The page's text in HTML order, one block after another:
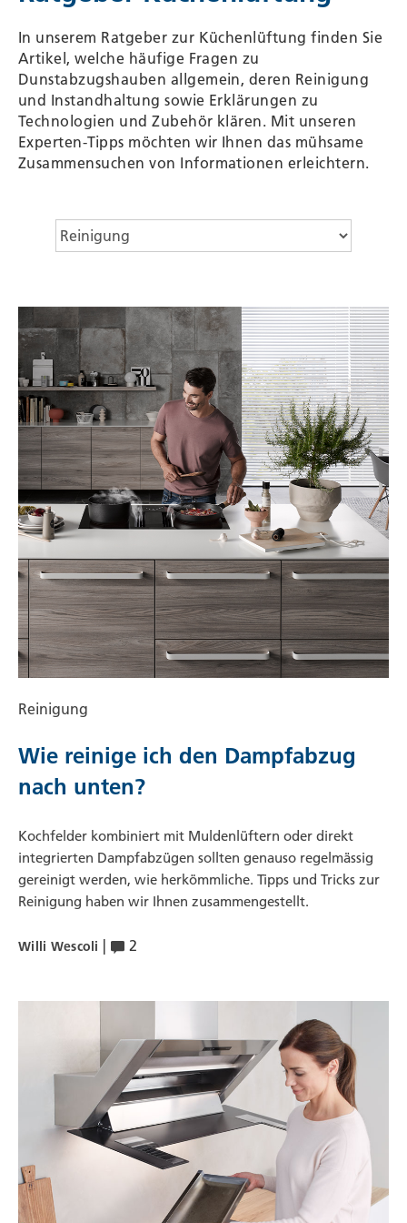
In unserem Ratgeber zur Küchenlüftung finden Sie
Artikel, welche häufige Fragen zu
Dunstabzugshauben allgemein, deren Reinigung
und Instandhaltung sowie Erklärungen zu
Technologien und Zubehör klären. Mit unseren
Experten-Tipps möchten wir Ihnen das mühsame
Zusammensuchen von Informationen erleichtern.
Reinigung
Wie reinige ich den Dampfabzug
nach unten?
Kochfelder kombiniert mit Muldenlüftern oder direkt
integrierten Dampfabzügen sollten genauso regelmässig
gereinigt werden, wie herkömmliche. Tipps und Tricks zur
Reinigung haben wir Ihnen zusammengestellt.
Willi Wescoli | 2